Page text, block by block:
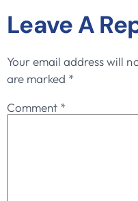
Leave A
Your email address will
are marked *
Comment *